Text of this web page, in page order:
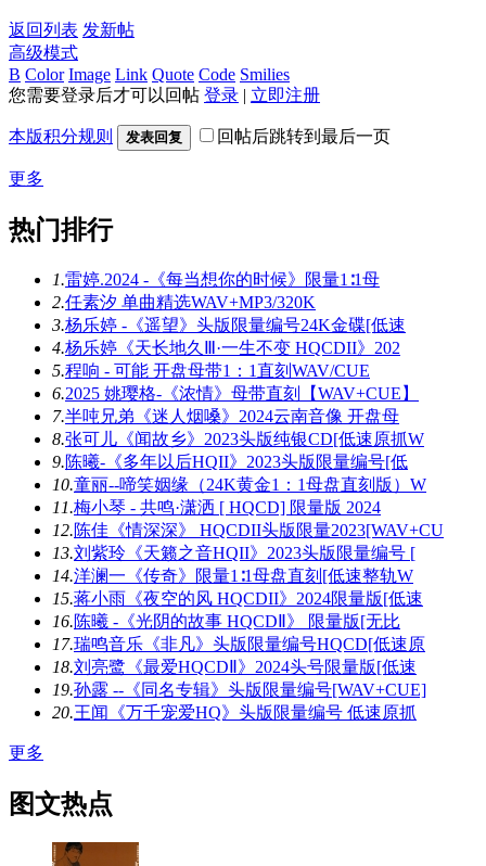
返回列表 发新帖
高级模式
B Color Image Link Quote Code Smilies
您需要登录后才可以回帖 登录 | 立即注册
本版积分规则 发表回复 回帖后跳转到最后一页
更多
热门排行
1.雷婷.2024 -《每当想你的时候》限量1∶1母
2.任素汐 单曲精选WAV+MP3/320K
3.杨乐婷 -《遥望》头版限量编号24K金碟[低速
4.杨乐婷《天长地久Ⅲ·一生不变 HQCDII》202
5.程响 - 可能 开盘母带1：1直刻WAV/CUE
6.2025 姚璎格-《浓情》母带直刻【WAV+CUE】
7.半吨兄弟《迷人烟嗓》2024云南音像 开盘母
8.张可儿《闻故乡》2023头版纯银CD[低速原抓W
9.陈曦-《多年以后HQII》2023头版限量编号[低
10.童丽--啼笑姻缘（24K黄金1：1母盘直刻版）W
11.梅小琴 - 共鸣·潇洒 [ HQCD] 限量版 2024
12.陈佳《情深深》 HQCDII头版限量2023[WAV+CU
13.刘紫玲《天籁之音HQII》2023头版限量编号 [
14.洋澜一《传奇》限量1∶1母盘直刻[低速整轨W
15.蒋小雨《夜空的风 HQCDII》2024限量版[低速
16.陈曦 -《光阴的故事 HQCDⅡ》 限量版[无比
17.瑞鸣音乐《非凡》头版限量编号HQCD[低速原
18.刘亮鹭《最爱HQCDⅡ》2024头号限量版[低速
19.孙露 --《同名专辑》头版限量编号[WAV+CUE]
20.王闻《万千宠爱HQ》头版限量编号 低速原抓
更多
图文热点